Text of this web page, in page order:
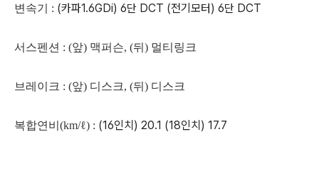
변속기 : (카파1.6GDi) 6단 DCT (전기모터) 6단 DCT
서스펜션 : (앞) 맥퍼슨, (뒤) 멀티링크
브레이크 : (앞) 디스크, (뒤) 디스크
복합연비(km/ℓ) : (16인치) 20.1 (18인치) 17.7